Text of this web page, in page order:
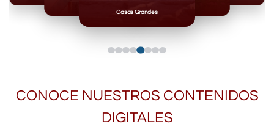
Casas Grandes
CONOCE NUESTROS CONTENIDOS
DIGITALES